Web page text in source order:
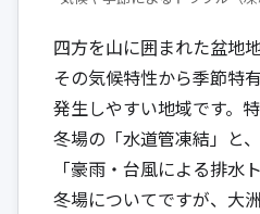
四方を山に囲まれた盆地
その気候特性から季節特
発生しやすい地域です。
冬場の「水道管凍結」と
「豪雨・台風による排水
冬場についてですが、大